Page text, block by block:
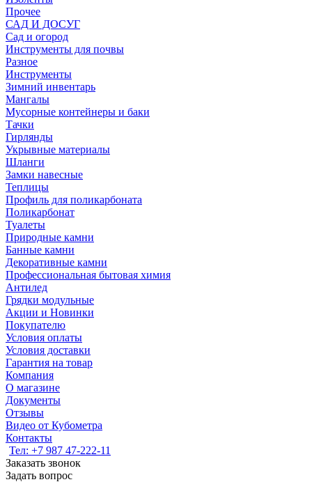
Прочее
САД И ДОСУГ
Сад и огород
Инструменты для почвы
Разное
Инструменты
Зимний инвентарь
Мангалы
Мусорные контейнеры и баки
Тачки
Гирлянды
Укрывные материалы
Шланги
Замки навесные
Теплицы
Профиль для поликарбоната
Поликарбонат
Туалеты
Природные камни
Банные камни
Декоративные камни
Профессиональная бытовая химия
Антилед
Грядки модульные
Акции и Новинки
Покупателю
Условия оплаты
Условия доставки
Гарантия на товар
Компания
О магазине
Документы
Отзывы
Видео от Кубометра
Контакты
Тел: +7 987 47-222-11
Заказать звонок
Задать вопрос